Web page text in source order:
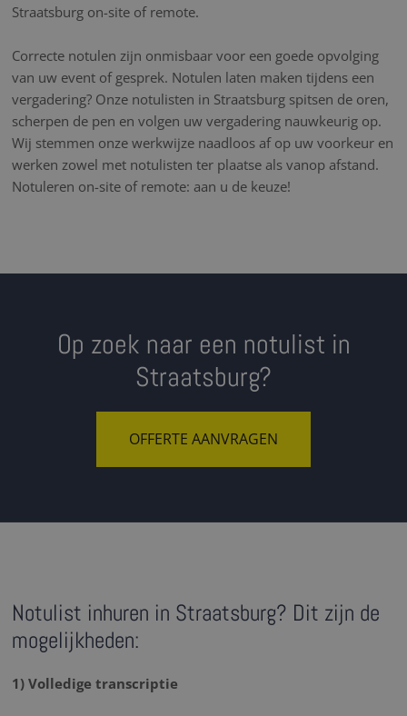
Straatsburg on-site of remote.
Correcte notulen zijn onmisbaar voor een goede opvolging
van uw event of gesprek. Notulen laten maken tijdens een
vergadering? Onze notulisten in Straatsburg spitsen de oren,
scherpen de pen en volgen uw vergadering nauwkeurig op.
Wij stemmen onze werkwijze naadloos af op uw voorkeur en
werken zowel met notulisten ter plaatse als vanop afstand.
Notuleren on-site of remote: aan u de keuze!
Op zoek naar een notulist in
Straatsburg?
OFFERTE AANVRAGEN
Notulist inhuren in Straatsburg? Dit zijn de
mogelijkheden:
1) Volledige transcriptie